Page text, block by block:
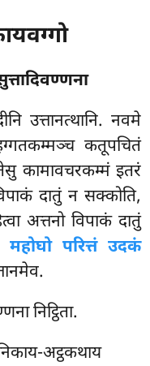
उत्तानत्थानि. नवमे
कतूपचितं
कामावचरकम्मं इतरं
दातुं न सक्कोति,
अत्तनो विपाकं दातुं
महोघो परित्तं उदकं
निट्ठिता.
अट्ठकथाय